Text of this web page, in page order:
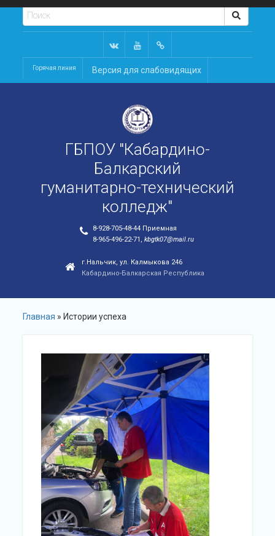
Горячая линия Версия для слабовидящих
ГБПОУ "Кабардино-
Балкарский
гуманитарно-технический
колледж"
8-928-705-48-44 Приемная
8-965-496-22-71, kbgtk07@mail.ru
г.Нальчик, ул. Калмыкова 246
Кабардино-Балкарская Республика
Главная » Истории успеха